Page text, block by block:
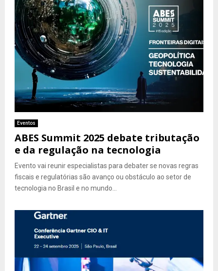
Eventos
ABES Summit 2025 debate tributação
e da regulação na tecnologia
Evento vai reunir especialistas para debater se novas regras
fiscais e regulatórias são avanço ou obstáculo ao setor de
tecnologia no Brasil e no mundo...